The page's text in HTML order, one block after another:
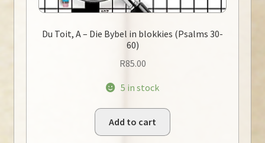
Du Toit, A – Die Bybel in blokkies (Psalms 30-
60)
R85.00
5 in stock
Add to cart